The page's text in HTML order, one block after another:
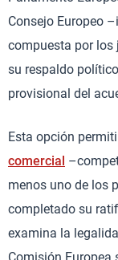
Consejo Europeo
compuesta por los
su respaldo
provisional del
Esta opción
comercial
menos uno de los
completado su
examina la
Comisión Europea